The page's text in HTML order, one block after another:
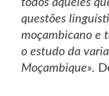
todos aqueles
questões
moçambicano e
o estudo da
Moçambique».